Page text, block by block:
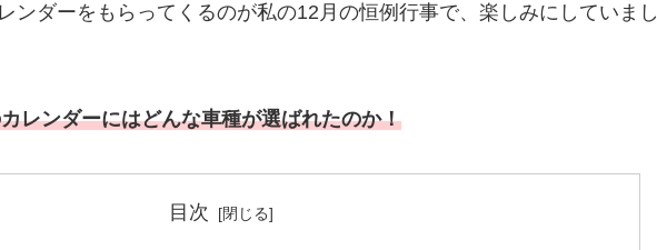
ンダーをもらってくるのが私の12月の恒例行事で、楽しみにしていまし
レンダーにはどんな車種が選ばれたのか！
目次